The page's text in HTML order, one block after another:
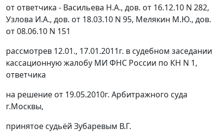
от ответчика - Васильева Н.А., дов. от 16.12.10 N 282,
Узлова И.А., дов. от 18.03.10 N 95, Мелякин М.Ю., дов.
от 08.06.10 N 151
рассмотрев 12.01., 17.01.2011г. в судебном заседании
кассационную жалобу МИ ФНС России по КН N 1,
ответчика
на решение от 19.05.2010г. Арбитражного суда
г.Москвы,
принятое судьёй Зубаревым В.Г.